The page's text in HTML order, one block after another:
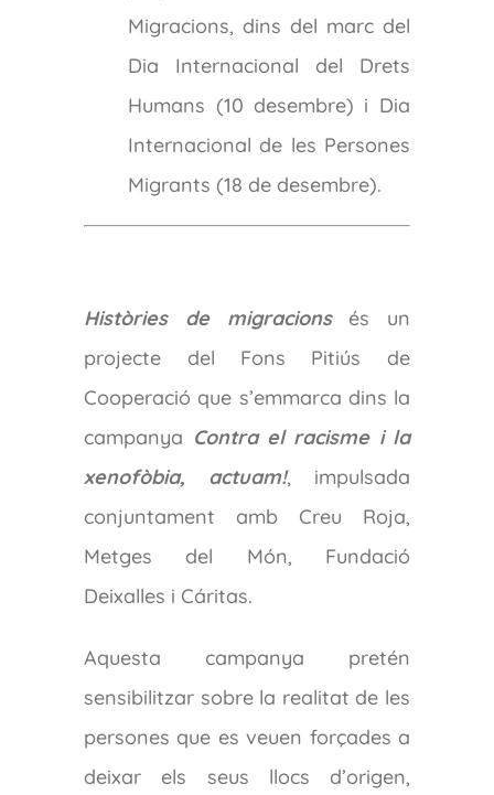
Migracions, dins del marc del
Dia Internacional del Drets
Humans (10 desembre) i Dia
Internacional de les Persones
Migrants (18 de desembre).
Històries de migracionsés un
projecte del Fons Pitiús de
Cooperació que s’emmarca dins la
campanya Contra el racisme i la
xenofòbia, actuam!, impulsada
conjuntament amb Creu Roja,
Metges del Món, Fundació
Deixalles i Cáritas.
Aquesta campanya pretén
sensibilitzar sobre la realitat de les
persones que es veuen forçades a
deixar els seus llocs d’origen,